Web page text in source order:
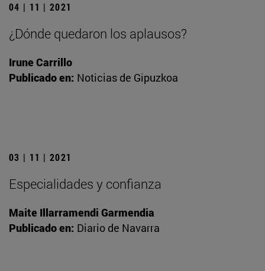
04 | 11 | 2021
¿Dónde quedaron los aplausos?
Irune Carrillo
Publicado en: Noticias de Gipuzkoa
03 | 11 | 2021
Especialidades y confianza
Maite Illarramendi Garmendia
Publicado en: Diario de Navarra